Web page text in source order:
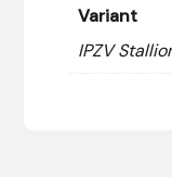
Variant
IPZV
Eskadron
Eyjólfur Ísólfsson